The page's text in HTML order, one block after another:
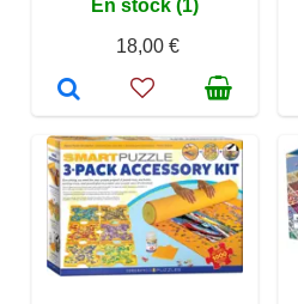
En stock (1)
18,00 €